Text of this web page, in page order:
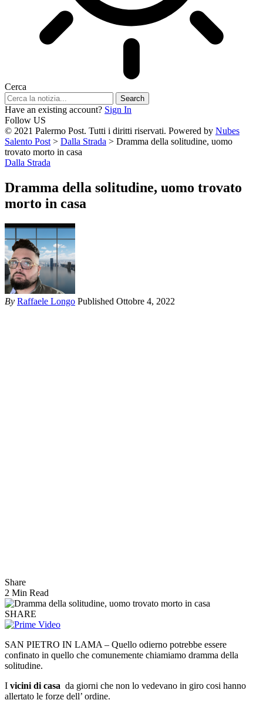
Cerca
Have an existing account? Sign In
Follow US
© 2021 Palermo Post. Tutti i diritti riservati. Powered by Nubes
Salento Post > Dalla Strada > Dramma della solitudine, uomo
trovato morto in casa
Dalla Strada
Dramma della solitudine, uomo trovato
morto in casa
By Raffaele Longo Published Ottobre 4, 2022
Share
2 Min Read
SHARE
SAN PIETRO IN LAMA – Quello odierno potrebbe essere
confinato in quello che comunemente chiamiamo dramma della
solitudine.
I vicini di casa da giorni che non lo vedevano in giro cosi hanno
allertato le forze dell’ ordine.